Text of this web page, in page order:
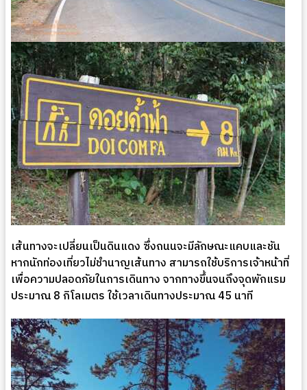
เส้นทางจะเปลี่ยนเป็นดินแดง ซึ่งถนนจะมีลักษณะแคบและชัน
หากนักท่องเที่ยวไม่ชำนาญเส้นทาง สามารถใช้บริการเจ้าหน้าที่
เพื่อความปลอดภัยในการเดินทาง จากทางขึ้นจนถึงจุดพักแรม
ประมาณ 8 กิโลเมตร ใช้เวลาเดินทางประมาณ 45 นาที